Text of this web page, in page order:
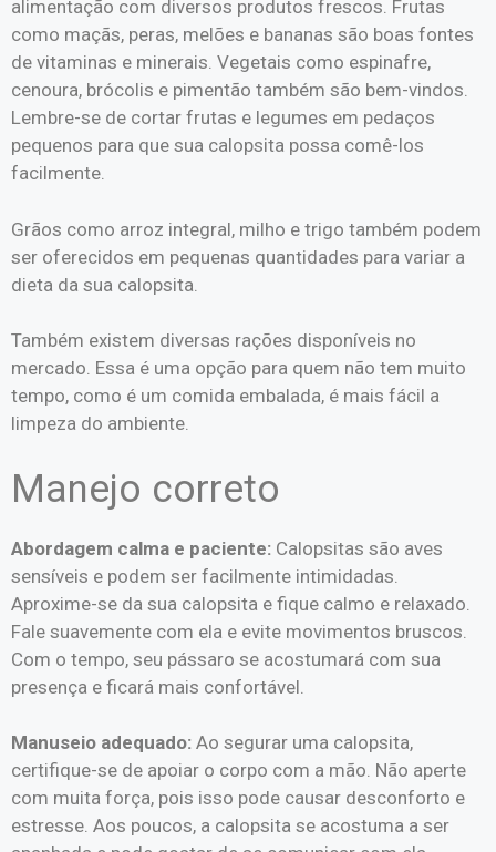
alimentação com diversos produtos frescos. Frutas
como maçãs, peras, melões e bananas são boas fontes
de vitaminas e minerais. Vegetais como espinafre,
cenoura, brócolis e pimentão também são bem-vindos.
Lembre-se de cortar frutas e legumes em pedaços
pequenos para que sua calopsita possa comê-los
facilmente.
Grãos como arroz integral, milho e trigo também podem
ser oferecidos em pequenas quantidades para variar a
dieta da sua calopsita.
Também existem diversas rações disponíveis no
mercado. Essa é uma opção para quem não tem muito
tempo, como é um comida embalada, é mais fácil a
limpeza do ambiente.
Manejo correto
Abordagem calma e paciente: Calopsitas são aves
sensíveis e podem ser facilmente intimidadas.
Aproxime-se da sua calopsita e fique calmo e relaxado.
Fale suavemente com ela e evite movimentos bruscos.
Com o tempo, seu pássaro se acostumará com sua
presença e ficará mais confortável.
Manuseio adequado: Ao segurar uma calopsita,
certifique-se de apoiar o corpo com a mão. Não aperte
com muita força, pois isso pode causar desconforto e
estresse. Aos poucos, a calopsita se acostuma a ser